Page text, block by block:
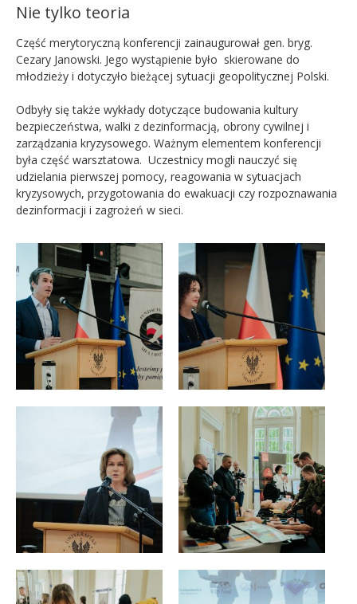
Nie tylko teoria
Część merytoryczną konferencji zainaugurował gen. bryg.
Cezary Janowski. Jego wystąpienie było skierowane do
młodzieży i dotyczyło bieżącej sytuacji geopolitycznej Polski.
Odbyły się także wykłady dotyczące budowania kultury
bezpieczeństwa, walki z dezinformacją, obrony cywilnej i
zarządzania kryzysowego. Ważnym elementem konferencji
była część warsztatowa. Uczestnicy mogli nauczyć się
udzielania pierwszej pomocy, reagowania w sytuacjach
kryzysowych, przygotowania do ewakuacji czy rozpoznawania
dezinformacji i zagrożeń w sieci.